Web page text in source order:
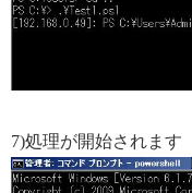
7)処理が開始されます